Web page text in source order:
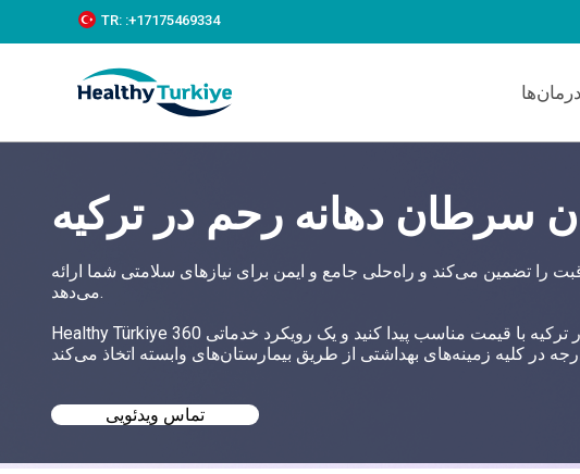
k
c
TR: :+‪17175469334‬
درمان‌ها
سرطان دهانه رحم در ترکیه
را تضمین می‌کند و راه‌حلی جامع و ایمن برای نیازهای سلامتی شما ارائه
می‌دهد.
Healthy Türkiye به شما کمک می‌کند تا بهترین درمان سرطان دهانه رحم را در ترکیه با قیمت مناسب پیدا کنید و یک رویکرد خدماتی 360
تماس ویدئویی